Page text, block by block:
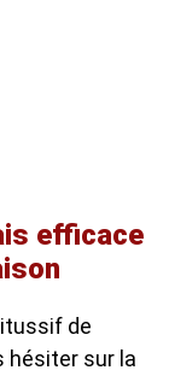
efficace
de
hésiter sur la